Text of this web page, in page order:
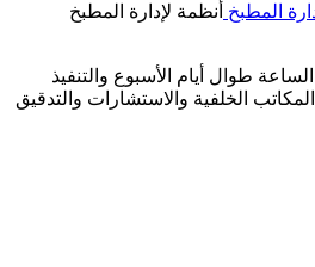
المطبخ أنظمة لإدارة المطبخ
طوال أيام الأسبوع والتنفيذ
الخلفية والاستشارات والتدقيق